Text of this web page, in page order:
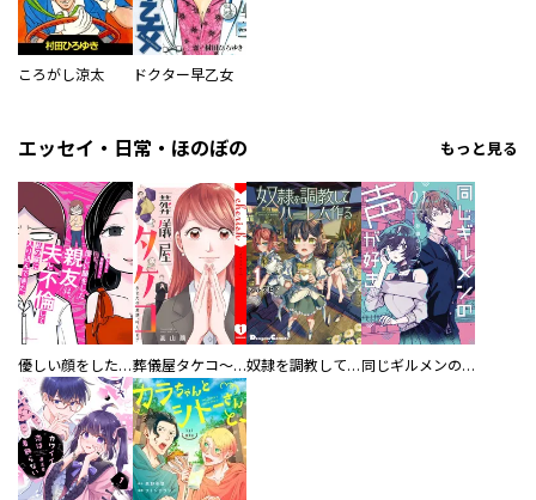
ころがし涼太 ドクター早乙女
エッセイ・日常・ほのぼの もっと見る
優しい顔をした親友は、夫と不倫して私の家に入り込んできた。 葬儀屋タケコ～あなたの最期、叶えます【電子単行本版】 奴隷を調教してハーレム作る 同じギルメンの声が好き